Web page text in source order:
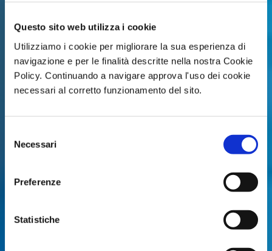
Questo sito web utilizza i cookie
Utilizziamo i cookie per migliorare la sua esperienza di
navigazione e per le finalità descritte nella nostra Cookie
Policy. Continuando a navigare approva l'uso dei cookie
necessari al corretto funzionamento del sito.
delNecessari
Preferenze
Statistiche